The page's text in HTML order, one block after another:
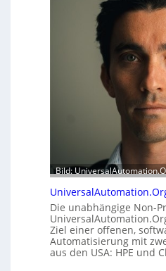
t
a
u
b
a
u
e
m
m
n
i
m
d
u
l
e
i
0
u
n
d
4
0
A
Bild:
Die unabhängige Non-
Ziel einer offenen,
Automatisierung mit
aus den USA: HPE und